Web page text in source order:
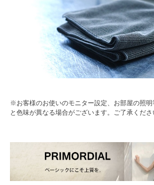
※お客様のお使いのモニター設定、お部屋の照
と色味が異なる場合がございます。ご了承くださ